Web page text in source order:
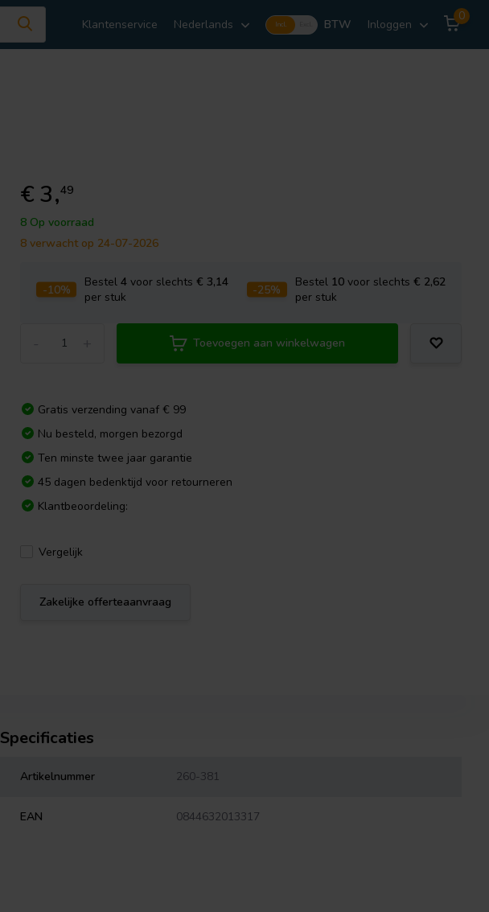
Klantenservice Nederlands Incl. BTW Inloggen
0
€ 3,49
8 Op voorraad
8 verwacht op 24-07-2026
-10% Bestel4 voor slechts€ 3,14
per stuk
-25% Bestel 10voor slechts € 2,62
per stuk
Toevoegen aan winkelwagen
Gratis verzending vanaf € 99
Nu besteld, morgen bezorgd
Ten minste twee jaar garantie
45 dagen bedenktijd voor retourneren
Klantbeoordeling:
Vergelijk
Zakelijke offerteaanvraag
Specificaties
Artikelnummer 260-381
EAN 0844632013317